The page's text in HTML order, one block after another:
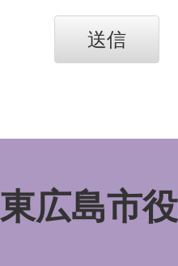
東広島市